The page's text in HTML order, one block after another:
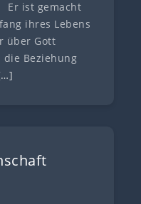
Er ist gemacht
ihres Lebens
über Gott
Beziehung